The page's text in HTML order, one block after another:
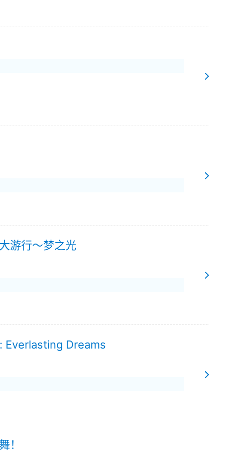
游行～梦之光
Everlasting Dreams
！